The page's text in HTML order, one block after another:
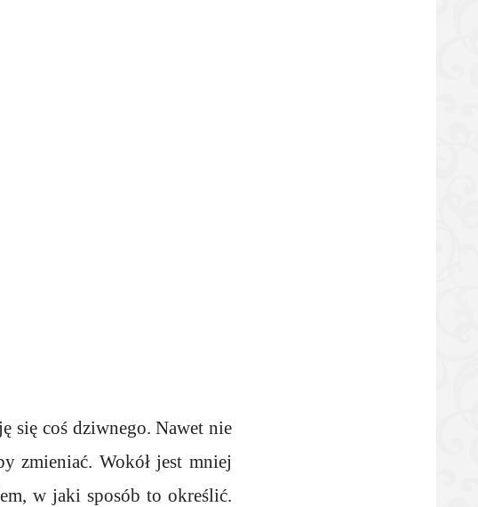
się coś dziwnego. Nawet nie
zmieniać. Wokół jest mniej
w jaki sposób to określić.